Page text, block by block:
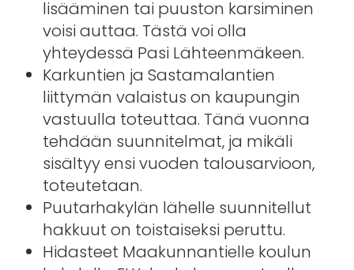
lisääminen tai puuston karsiminen
voisi auttaa. Tästä voi olla
yhteydessä Pasi Lähteenmäkeen.
Karkuntien ja Sastamalantien
liittymän valaistus on kaupungin
vastuulla toteuttaa. Tänä vuonna
tehdään suunnitelmat, ja mikäli
sisältyy ensi vuoden talousarvioon,
toteutetaan.
Puutarhakylän lähelle suunnitellut
hakkuut on toistaiseksi peruttu.
Hidasteet Maakunnantielle koulun